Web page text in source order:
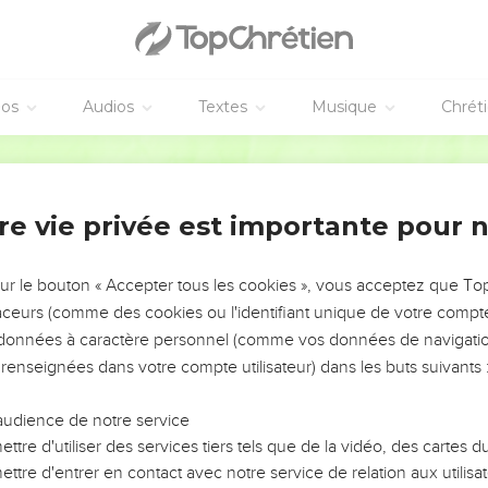
Audios Textes Musique
libérateur
לְךָ֤ דֻֽמִיָּ֬ה תְהִלָּ֓ה
שֹׁמֵ֥עַ
דִּבְרֵ֣י עֲ֭וֺנֹת
נ֤וֹרָא֨וֹת ׀ בְּצֶ֣דֶק תַּ֭עֲנֵנוּ אֱלֹהֵ֣י יִשְׁעֵ֑נוּ מִבְטָ֥ח
מַשְׁבִּ֤יחַ ׀ שְׁא֣וֹן יַ֭מִּים
וַיִּ֤ירְא֨וּ ׀ יֹשְׁבֵ֣י קְ֭צָוֺת
פָּקַ֥דְתָּ הָאָ֨רֶץ ׀ וַתְּשֹׁ֪קְקֶ֡הָ רַבַּ֬ת תַּעְשְׁרֶ֗נָּה פֶּ֣לֶג אֱ֭לֹהִים מָ֣לֵא מָ֑יִם
עִ֭טַּרְתָּ שְׁנַ֣ת
יִ֭רְעֲפוּ נְא֣וֹת
vie privée est importante pour
le bouton « Accepter tous les cookies », vous acceptez que
(comme des cookies ou l'identifiant unique de votre
à caractère personnel (comme vos données de
dans votre compte utilisateur) dans les buts suivants :
de notre service
d'utiliser des services tiers tels que de la vidéo, des cartes
d'entrer en contact avec notre service de relation aux